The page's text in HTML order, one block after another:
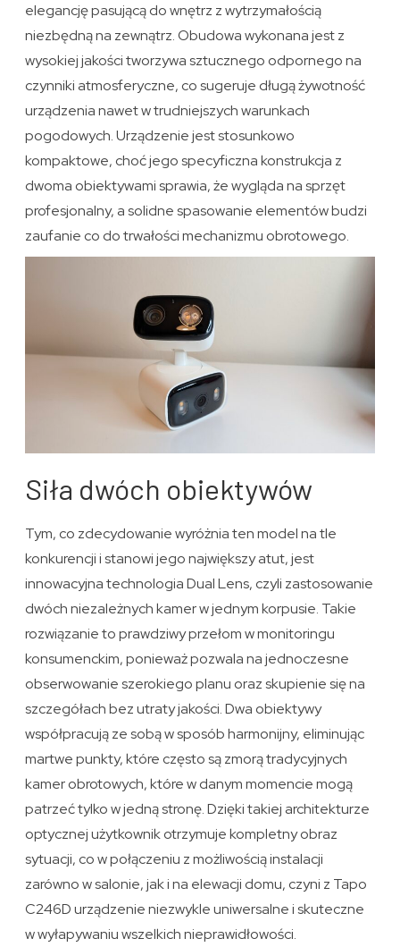
elegancję pasującą do wnętrz z wytrzymałością
niezbędną na zewnątrz. Obudowa wykonana jest z
wysokiej jakości tworzywa sztucznego odpornego na
czynniki atmosferyczne, co sugeruje długą żywotność
urządzenia nawet w trudniejszych warunkach
pogodowych. Urządzenie jest stosunkowo
kompaktowe, choć jego specyficzna konstrukcja z
dwoma obiektywami sprawia, że wygląda na sprzęt
profesjonalny, a solidne spasowanie elementów budzi
zaufanie co do trwałości mechanizmu obrotowego.
Siła dwóch obiektywów
Tym, co zdecydowanie wyróżnia ten model na tle
konkurencji i stanowi jego największy atut, jest
innowacyjna technologia Dual Lens, czyli zastosowanie
dwóch niezależnych kamer w jednym korpusie. Takie
rozwiązanie to prawdziwy przełom w monitoringu
konsumenckim, ponieważ pozwala na jednoczesne
obserwowanie szerokiego planu oraz skupienie się na
szczegółach bez utraty jakości. Dwa obiektywy
współpracują ze sobą w sposób harmonijny, eliminując
martwe punkty, które często są zmorą tradycyjnych
kamer obrotowych, które w danym momencie mogą
patrzeć tylko w jedną stronę. Dzięki takiej architekturze
optycznej użytkownik otrzymuje kompletny obraz
sytuacji, co w połączeniu z możliwością instalacji
zarówno w salonie, jak i na elewacji domu, czyni z Tapo
C246D urządzenie niezwykle uniwersalne i skuteczne
w wyłapywaniu wszelkich nieprawidłowości.